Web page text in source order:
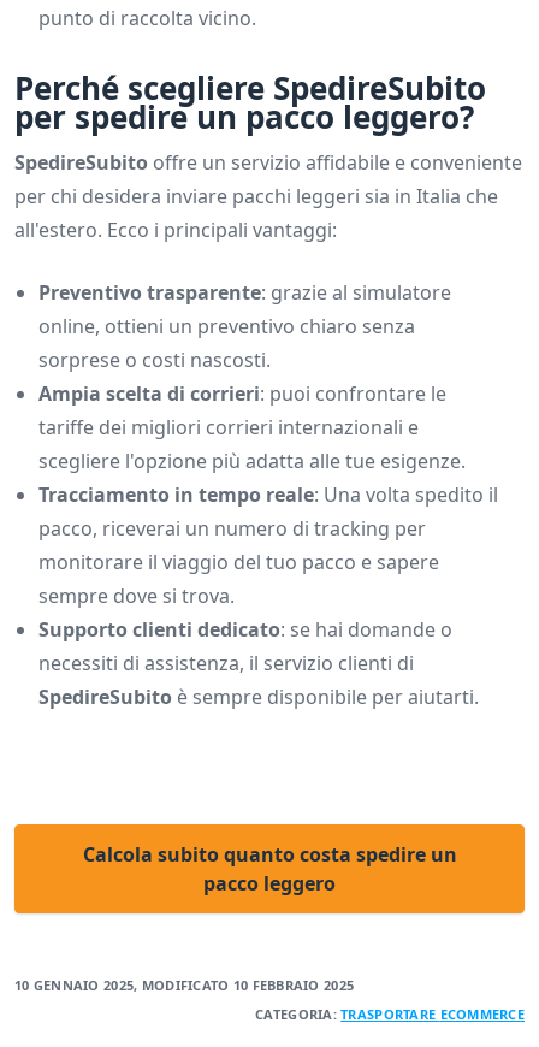
punto di raccolta vicino.
Perché scegliere SpedireSubito
per spedire un pacco leggero?
SpedireSubito offre un servizio affidabile e conveniente
per chi desidera inviare pacchi leggeri sia in Italia che
all'estero. Ecco i principali vantaggi:
Preventivo trasparente: grazie al simulatore
online, ottieni un preventivo chiaro senza
sorprese o costi nascosti.
Ampia scelta di corrieri: puoi confrontare le
tariffe dei migliori corrieri internazionali e
scegliere l'opzione più adatta alle tue esigenze.
Tracciamento in tempo reale: Una volta spedito il
pacco, riceverai un numero di tracking per
monitorare il viaggio del tuo pacco e sapere
sempre dove si trova.
Supporto clienti dedicato: se hai domande o
necessiti di assistenza, il servizio clienti di
SpedireSubito è sempre disponibile per aiutarti.
Calcola subito quanto costa spedire un
pacco leggero
10 GENNAIO 2025, MODIFICATO 10 FEBBRAIO 2025
CATEGORIA:TRASPORTARE ECOMMERCE